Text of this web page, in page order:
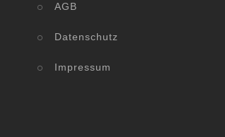
AGB
Datenschutz
Impressum